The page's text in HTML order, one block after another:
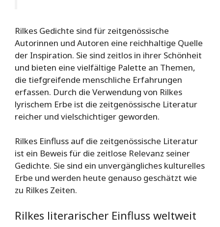
Rilkes Gedichte sind für zeitgenössische
Autorinnen und Autoren eine reichhaltige Quelle
der Inspiration. Sie sind zeitlos in ihrer Schönheit
und bieten eine vielfältige Palette an Themen,
die tiefgreifende menschliche Erfahrungen
erfassen. Durch die Verwendung von Rilkes
lyrischem Erbe ist die zeitgenössische Literatur
reicher und vielschichtiger geworden.
Rilkes Einfluss auf die zeitgenössische Literatur
ist ein Beweis für die zeitlose Relevanz seiner
Gedichte. Sie sind ein unvergängliches kulturelles
Erbe und werden heute genauso geschätzt wie
zu Rilkes Zeiten.
Rilkes literarischer Einfluss weltweit